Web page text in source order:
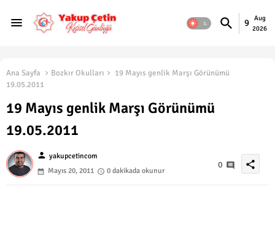
9
Aug
2026
Ana Sayfa Bozkır Okulları
19 Mayıs genlik Marşı Görünümü
19.05.2011
19 Mayıs genlik Marşı Görünümü
19.05.2011
person yakupcetincom
Mayıs 20, 2011
0 dakikada okunur
0 share